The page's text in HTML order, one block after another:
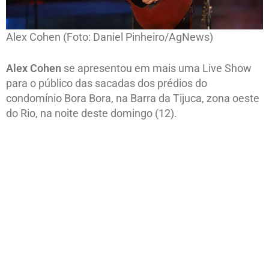
Alex Cohen (Foto: Daniel Pinheiro/AgNews)
Alex Cohen se apresentou em mais uma Live Show
para o público das sacadas dos prédios do
condomínio Bora Bora, na Barra da Tijuca, zona oeste
do Rio, na noite deste domingo (12).